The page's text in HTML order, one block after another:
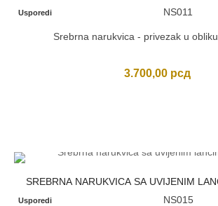
Usporedi NS011
Srebrna narukvica - privezak u obliku
3.700,00 рсд
SREBRNA NARUKVICA SA UVIJENIM
Usporedi NS015